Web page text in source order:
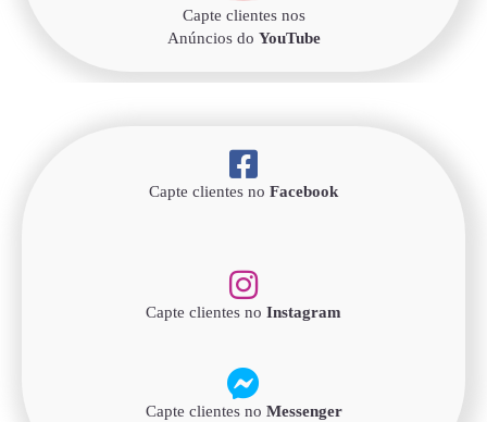
Capte clientes nos
Anúncios do YouTube
Capte clientes no Facebook
Capte clientes no Instagram
Capte clientes no Messenger